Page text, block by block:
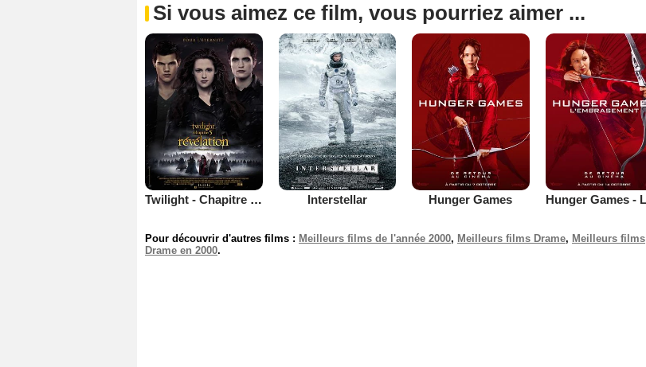
Si vous aimez ce film, vous pourriez aimer ...
Twilight - Chapitre 5 : Révélation 2e partie Interstellar Hunger Games
Pour découvrir d'autres films : Meilleurs films de l'année 2000, Meilleurs films Drame, Meilleurs films
Drame en 2000.